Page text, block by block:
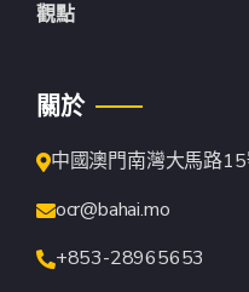
觀點
關於
中國澳門南灣大馬路
ocr@bahai.mo
+853-28965653